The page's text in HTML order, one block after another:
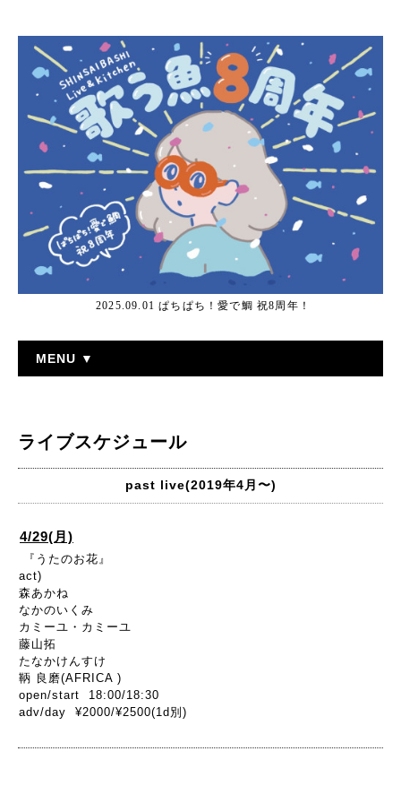
2025.09.01 ぱちぱち！愛で鯛 祝8周年！
MENU ▼
ライブスケジュール
past live(2019年4月〜)
4/29(月)
『うたのお花』
act)
森あかね
なかのいくみ
カミーユ・カミーユ
藤山拓
たなかけんすけ
鞆 良磨(AFRICA )
open/start 18:00/18:30
adv/day ¥2000/¥2500(1d別)